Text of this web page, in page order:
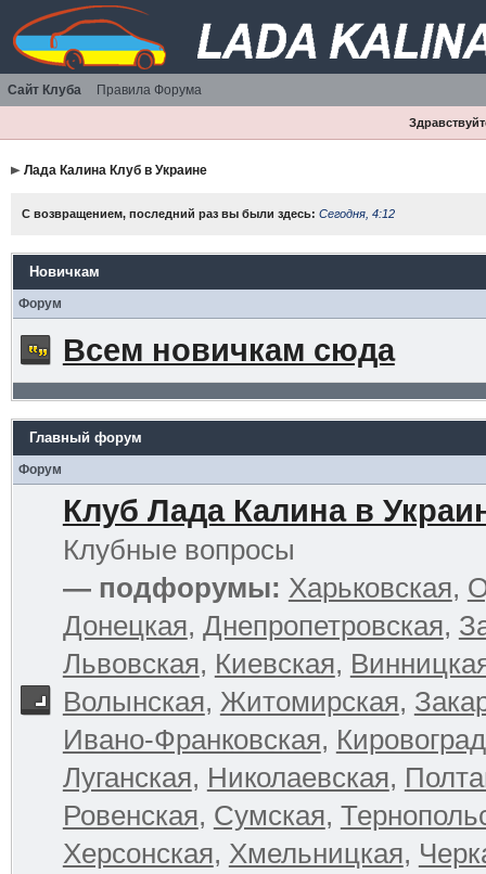
Сайт Клуба Правила Форума
Лада Калина Клуб в Украине
С возвращением, последний раз вы были здесь: Сегодня, 4:12
Новичкам
Форум
Всем новичкам сюда
Главный форум
Форум
Клуб Лада Калина в
Клубные вопросы
— подфорумы: Харьковская,
Донецкая, Днепропетровская,
Львовская, Киевская,
Волынская, Житомирская,
Ивано-Франковская,
Луганская, Николаевская,
Ровенская, Сумская,
Херсонская, Хмельницкая,